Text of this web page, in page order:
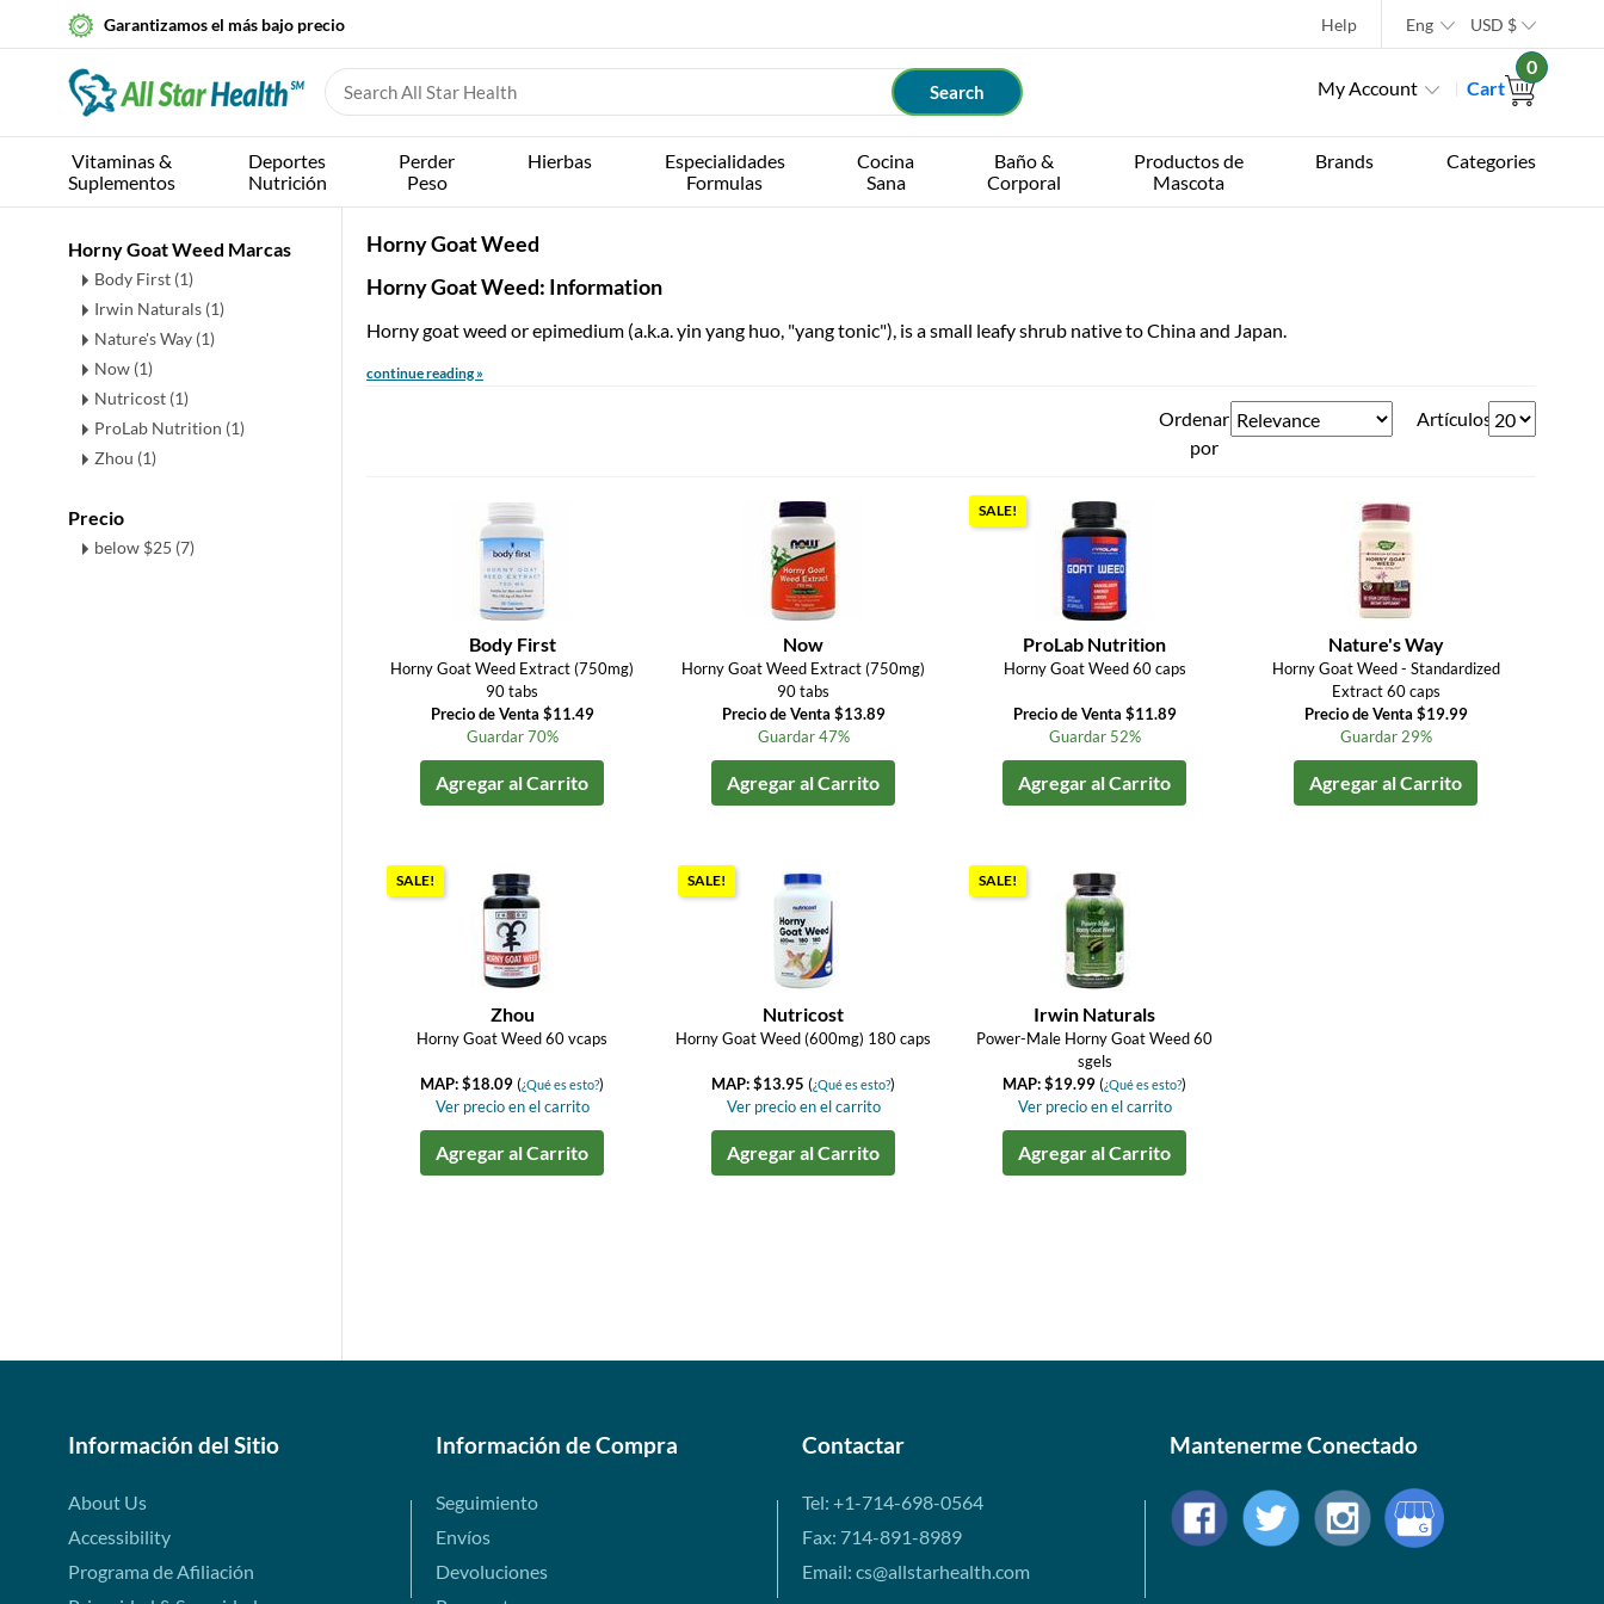
Garantizamos el más bajo precio Help Eng USD $
My Account Cart
0
Vitaminas &
Suplementos
Deportes
Nutrición
Perder
Peso
Hierbas
Especialidades
Formulas
Cocina
Sana
Baño &
Corporal
Productos de
Mascota
Brands Categories
Horny Goat Weed Marcas
Body First (1)
Irwin Naturals (1)
Nature's Way (1)
Now (1)
Nutricost (1)
ProLab Nutrition (1)
Zhou (1)
Precio
below $25 (7)
Horny Goat Weed
Horny Goat Weed: Information
Horny goat weed or epimedium (a.k.a. yin yang huo, "yang tonic"), is a small leafy shrub native to China and Japan.
continue reading »
Ordenar
por
Artículos
Body First
Horny Goat Weed Extract (750mg)
90 tabs
Precio de Venta $11.49
Guardar 70%
Agregar al Carrito
Now
Horny Goat Weed Extract (750mg)
90 tabs
Precio de Venta $13.89
Guardar 47%
Agregar al Carrito
SALE!
ProLab Nutrition
Horny Goat Weed 60 caps
Precio de Venta $11.89
Guardar 52%
Agregar al Carrito
Nature's Way
Horny Goat Weed - Standardized
Extract 60 caps
Precio de Venta $19.99
Guardar 29%
Agregar al Carrito
SALE!
Zhou
Horny Goat Weed 60 vcaps
MAP: $18.09(¿Qué es esto?)
Ver precio en el carrito
Agregar al Carrito
SALE!
Nutricost
Horny Goat Weed (600mg) 180 caps
MAP: $13.95(¿Qué es esto?)
Ver precio en el carrito
Agregar al Carrito
SALE!
Irwin Naturals
Power-Male Horny Goat Weed 60
sgels
MAP: $19.99(¿Qué es esto?)
Ver precio en el carrito
Agregar al Carrito
Información del Sitio
About Us
Accessibility
Programa de Afiliación
Información de Compra
Seguimiento
Envíos
Devoluciones
Contactar
Tel: +1-714-698-0564
Fax: 714-891-8989
Email: cs@allstarhealth.com
Mantenerme Conectado